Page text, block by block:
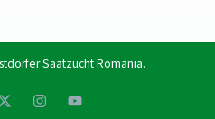
Saatzucht Romania.